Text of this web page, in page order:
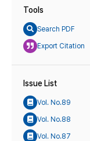
Tools
Search PDF
Export Citation
Issue List
Vol. No.89
Vol. No.88
Vol. No.87